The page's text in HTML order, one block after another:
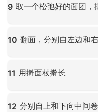
9 取一个松弛好的面团，
10 翻面，分别自左边和
11 用擀面杖擀长
12 分别自上和下向中间卷